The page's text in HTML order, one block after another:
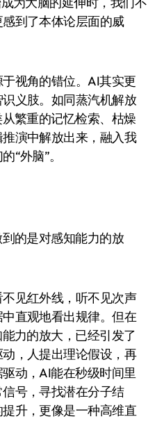
到了本体论层面的威
视角的错位。AI其实更
义肢。如同蒸汽机解放
繁重的记忆检索、枯燥
演中解放出来，融入我
“外脑”。
的是对感知能力的放
见红外线，听不见次声
直观地看出规律。但在
力的放大，已经引发了
，人提出理论假设，再
动，AI能在秒级时间里
号，寻找潜在分子结
升，更像是一种高维直